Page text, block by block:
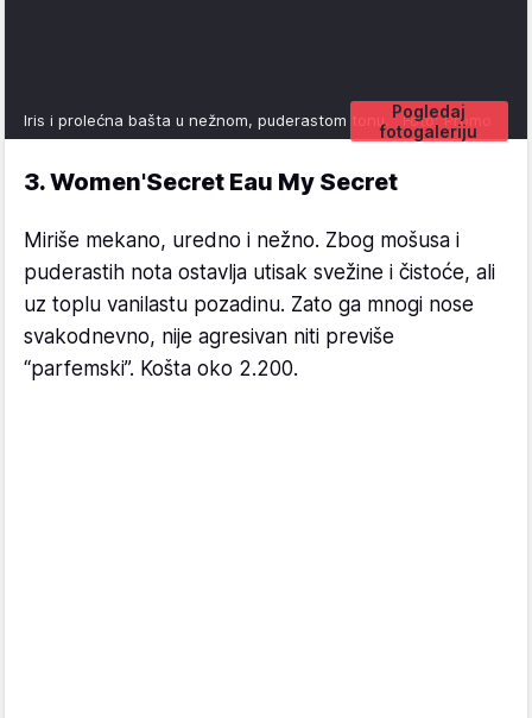
Pogledaj
fotogaleriju
Iris i prolećna bašta u nežnom, puderastom tonu. Foto: Promo
3. Women'Secret Eau My Secret
Miriše mekano, uredno i nežno. Zbog mošusa i
puderastih nota ostavlja utisak svežine i čistoće, ali
uz toplu vanilastu pozadinu. Zato ga mnogi nose
svakodnevno, nije agresivan niti previše
“parfemski”. Košta oko 2.200.